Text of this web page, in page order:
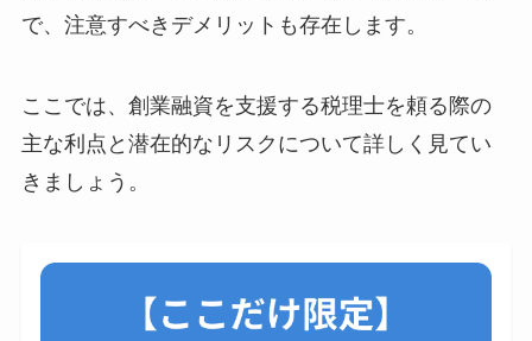
で、注意すべきデメリットも存在します。
ここでは、創業融資を支援する税理士を頼る際の
主な利点と潜在的なリスクについて詳しく見てい
きましょう。